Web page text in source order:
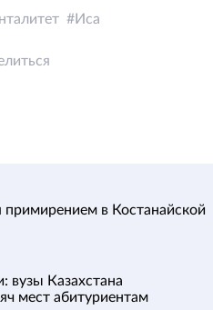
Иса
примирением в Костанайской
вузы Казахстана
мест абитуриентам